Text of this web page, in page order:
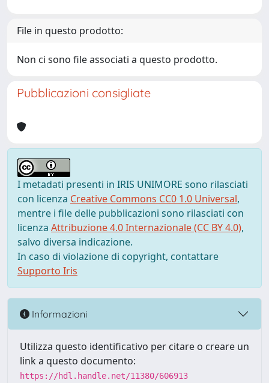
File in questo prodotto:
Non ci sono file associati a questo prodotto.
Pubblicazioni consigliate
I metadati presenti in IRIS UNIMORE sono rilasciati
con licenza Creative Commons CC0 1.0 Universal,
mentre i file delle pubblicazioni sono rilasciati con
licenza Attribuzione 4.0 Internazionale (CC BY 4.0),
salvo diversa indicazione.
In caso di violazione di copyright, contattare
Supporto Iris
Informazioni
Utilizza questo identificativo per citare o creare un
link a questo documento:
https://hdl.handle.net/11380/606913